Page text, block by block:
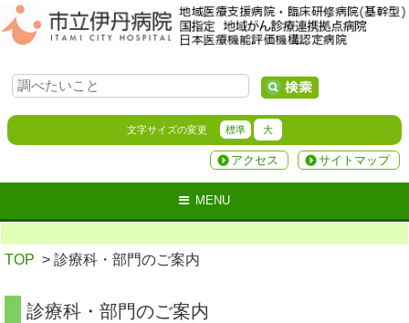
文字サイズの変更 標準 大
サイトマップ
アクセス
MENU
TOP > 診療科・部門のご案内
診療科・部門のご案内